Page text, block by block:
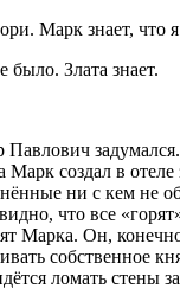
Марк знает, что я
было. Злата знает.
Марк создал в
ни с кем не
что все
Марка. Он,
собственное
ломать стены